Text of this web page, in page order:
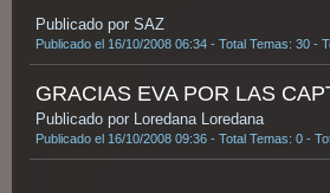
Publicado por SAZ
Publicado el 16/10/2008 06:34 - Total Temas: 30 -
GRACIAS EVA POR LAS
Publicado por Loredana Loredana
Publicado el 16/10/2008 09:36 - Total Temas: 0 -